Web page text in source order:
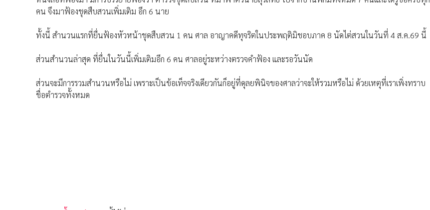
คน จึงมาฟ้องชุดสืบสวนเพิ่มเติม อีก 6 นาย
ทั้งนี้ สำนวนแรกที่ยื่นฟ้องหัวหน้าชุดสืบสวน 1 คน ศาล อาญาคดีทุจริตในประพฤติมิชอบภาค 8 นัดไต่สวนในวันที่ 4 ส.ค.69 นี้
ส่วนสำนวนล่าสุด ที่ยื่นในวันนี้เพิ่มเติมอีก 6 คน ศาลอยู่ระหว่างตรวจคําฟ้อง และรอวันนัด
ส่วนจะมีการรวมสำนวนหรือไม่ เพราะเป็นข้อเท็จจริงเดียวกันก็อยู่ที่ดุลยพินิจของศาลว่าจะให้รวมหรือไม่ ด้วยเหตุที่เราเพิ่งทราบ
ชื่อตำรวจทั้งหมด